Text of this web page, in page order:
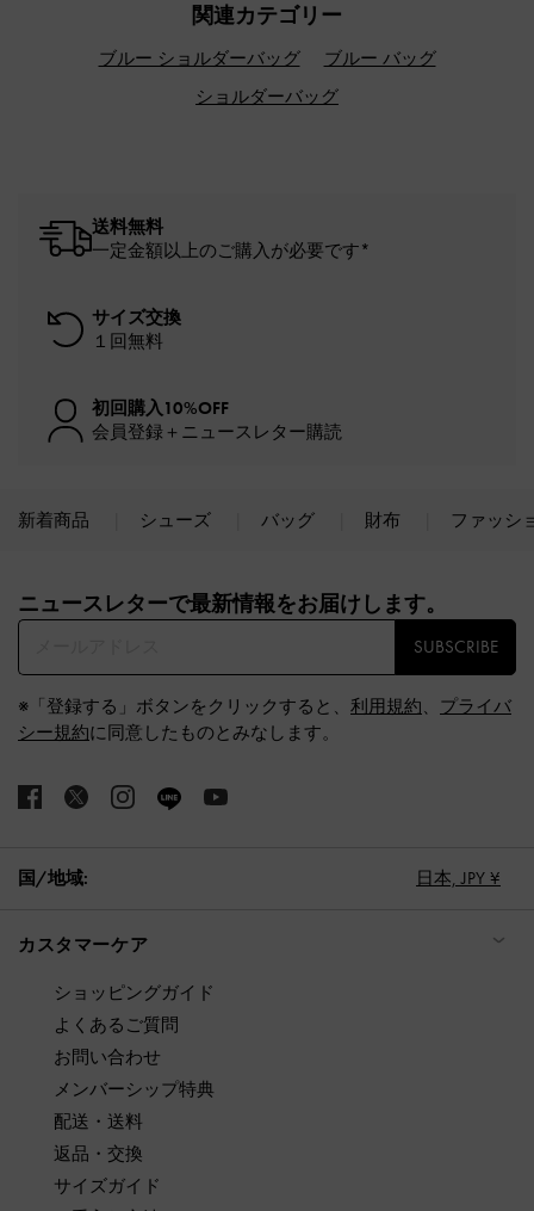
関連カテゴリー
ブルー ショルダーバッグ
ブルー バッグ
ショルダーバッグ
送料無料
一定金額以上のご購入が必要です*
サイズ交換
１回無料
初回購入10%OFF
会員登録＋ニュースレター購読
新着商品 シューズ バッグ 財布 ファッシ
ニュースレターで最新情報をお届けします。​
SUBSCRIBE
※「登録する」ボタンをクリックすると、 利用規約、 プライバ
シー規約に同意したものとみなします。
国/地域: 日本, JPY ¥
カスタマーケア
ショッピングガイド
よくあるご質問
お問い合わせ
メンバーシップ特典
配送・送料
返品・交換
サイズガイド